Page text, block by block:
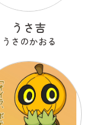
うさ吉
うさのかおる